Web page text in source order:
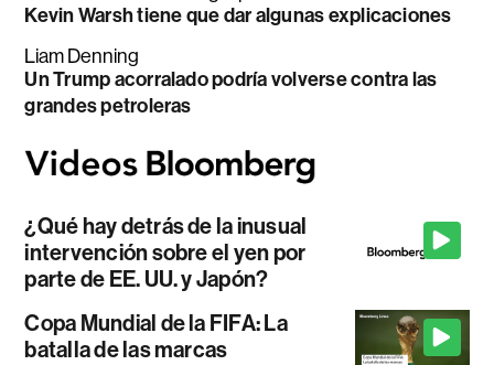
Kevin Warsh tiene que dar algunas explicaciones
Liam Denning
Un Trump acorralado podría volverse contra las
grandes petroleras
¿Qué hay detrás de la inusual
intervención sobre el yen por
parte de EE. UU. y Japón?
Copa Mundial de la FIFA: La
batalla de las marcas